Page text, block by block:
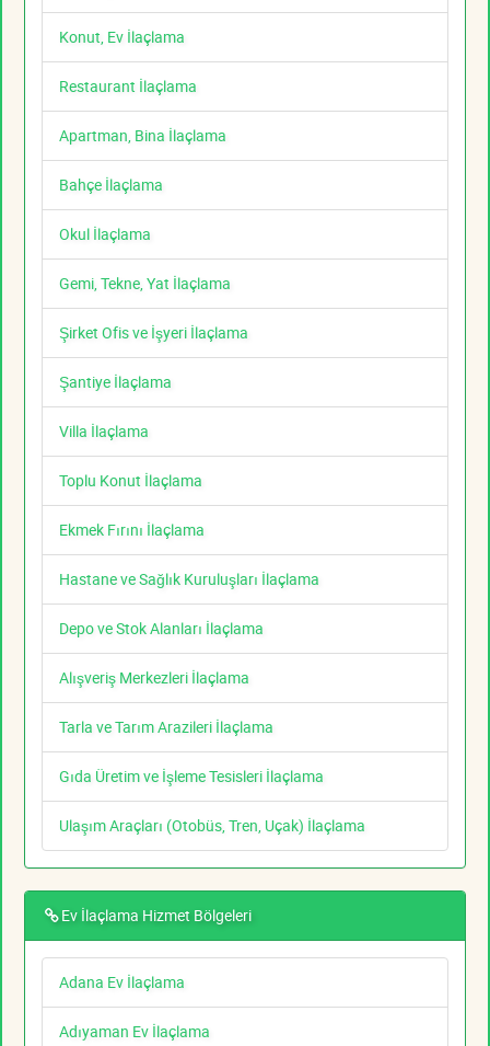
Konut, Ev İlaçlama
Restaurant İlaçlama
Apartman, Bina İlaçlama
Bahçe İlaçlama
Okul İlaçlama
Gemi, Tekne, Yat İlaçlama
Şirket Ofis ve İşyeri İlaçlama
Şantiye İlaçlama
Villa İlaçlama
Toplu Konut İlaçlama
Ekmek Fırını İlaçlama
Hastane ve Sağlık Kuruluşları İlaçlama
Depo ve Stok Alanları İlaçlama
Alışveriş Merkezleri İlaçlama
Tarla ve Tarım Arazileri İlaçlama
Gıda Üretim ve İşleme Tesisleri İlaçlama
Ulaşım Araçları (Otobüs, Tren, Uçak) İlaçlama
Ev İlaçlama Hizmet Bölgeleri
Adana Ev İlaçlama
Adıyaman Ev İlaçlama